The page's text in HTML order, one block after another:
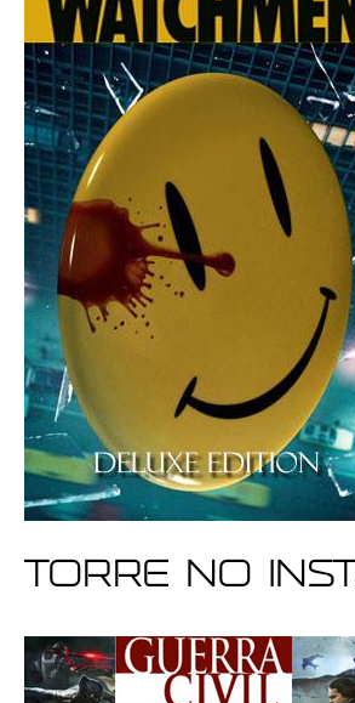
Torre no